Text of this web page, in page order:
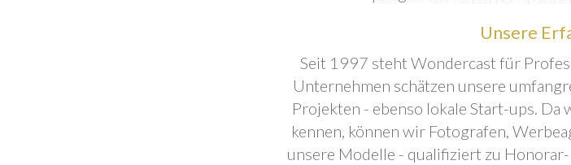
Unsere
Seit 1997 steht Wondercast für
Unternehmen schätzen unsere
Projekten - ebenso lokale Start-ups.
kennen, können wir Fotografen,
unsere Modelle - qualifiziert zu